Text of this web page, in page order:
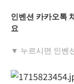
인벤션 카카오톡
요
▼ 누르시면 인벤